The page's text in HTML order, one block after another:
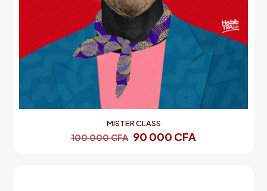
MISTER CLASS
100 000CFA 90 000 CFA